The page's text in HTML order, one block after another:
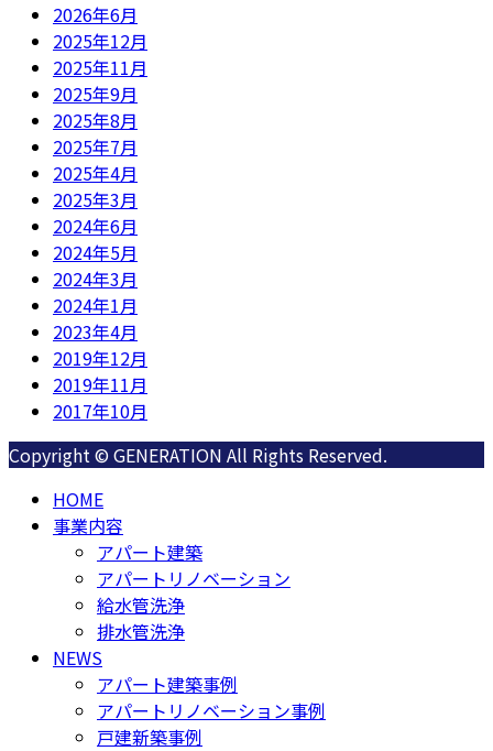
送
り
2026年6月
2025年12月
2025年11月
2025年9月
2025年8月
2025年7月
2025年4月
2025年3月
2024年6月
2024年5月
2024年3月
2024年1月
2023年4月
2019年12月
2019年11月
2017年10月
Copyright © GENERATION All Rights Reserved.
HOME
事業内容
アパート建築
アパートリノベーション
給水管洗浄
排水管洗浄
NEWS
アパート建築事例
アパートリノベーション事例
戸建新築事例